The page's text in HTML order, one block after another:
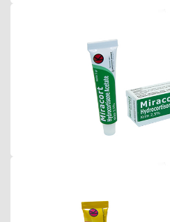
Miracort Krim 2.5%